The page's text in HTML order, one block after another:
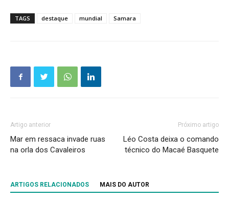
TAGS destaque mundial Samara
Artigo anterior
Mar em ressaca invade ruas
na orla dos Cavaleiros
Próximo artigo
Léo Costa deixa o comando
técnico do Macaé Basquete
ARTIGOS RELACIONADOS MAIS DO AUTOR